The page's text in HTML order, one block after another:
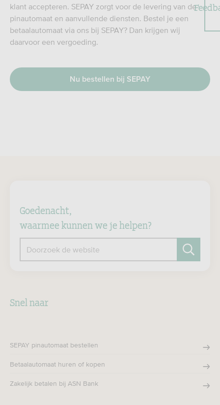
klant accepteren. SEPAY zorgt voor de levering van de
pinautomaat en aanvullende diensten. Bestel je een
betaalautomaat via ons bij SEPAY? Dan krijgen wij
daarvoor een vergoeding.
Nu bestellen bij SEPAY
Goedenacht,
waarmee kunnen we je helpen?
Doorzoek de website
Snel naar
SEPAY pinautomaat bestellen
Betaalautomaat huren of kopen
Zakelijk betalen bij ASN Bank